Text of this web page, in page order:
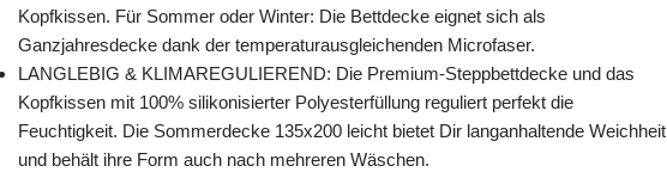
Kopfkissen. Für Sommer oder Winter: Die Bettdecke eignet sich als
Ganzjahresdecke dank der temperaturausgleichenden Microfaser.
LANGLEBIG & KLIMAREGULIEREND: Die Premium-Steppbettdecke und das
Kopfkissen mit 100% silikonisierter Polyesterfüllung reguliert perfekt die
Feuchtigkeit. Die Sommerdecke 135x200 leicht bietet Dir langanhaltende Weichheit
und behält ihre Form auch nach mehreren Wäschen.